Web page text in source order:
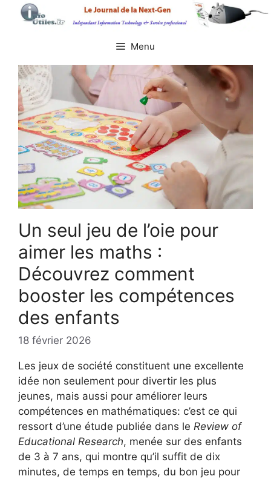
Aller
Menu
Un seul jeu de l’oie pour
aimer les maths :
Découvrez comment
booster les compétences
des enfants
18 février 2026
Les jeux de société constituent une excellente
idée non seulement pour divertir les plus
jeunes, mais aussi pour améliorer leurs
compétences en mathématiques: c’est ce qui
ressort d’une étude publiée dans le Review of
Educational Research, menée sur des enfants
de 3 à 7 ans, qui montre qu’il suffit de dix
minutes, de temps en temps, du bon jeu pour